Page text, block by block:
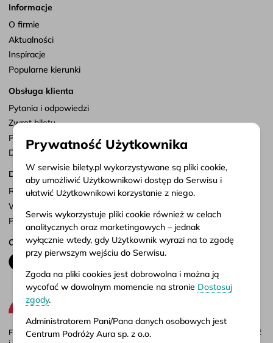
Informacje
O firmie
Aktualności
Inspiracje
Popularne kierunki
Obsługa klienta
Pytania i odpowiedzi
Zwrot biletu
Punkty sprzedaży
Dostosuj zgody
Dokumenty
Regulamin serwisu
Warunki przewozu
Polityka prywatności
Obserwuj nas
Firma Aura jest administratorem portalu bilety.pl, gdzie możesz porównać
Prywatność Użytkownika
W serwisie bilety.pl wykorzystywane są pliki cookie,
aby umożliwić Użytkownikowi dostęp do Serwisu i
ułatwić Użytkownikowi korzystanie z niego.
Serwis wykorzystuje pliki cookie również w celach
analitycznych oraz marketingowych – jednak
wyłącznie wtedy, gdy Użytkownik wyrazi na to zgodę
przy pierwszym wejściu do Serwisu.
Zgoda na pliki cookies jest dobrowolna i można ją
wycofać w dowolnym momencie na stronie Dostosuj
zgody.
Administratorem Pani/Pana danych osobowych jest
Centrum Podróży Aura sp. z o.o.